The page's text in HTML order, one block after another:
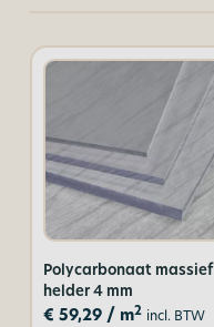
Polycarbonaat massief
helder 4 mm
€ 59,29/ m2 incl. BTW